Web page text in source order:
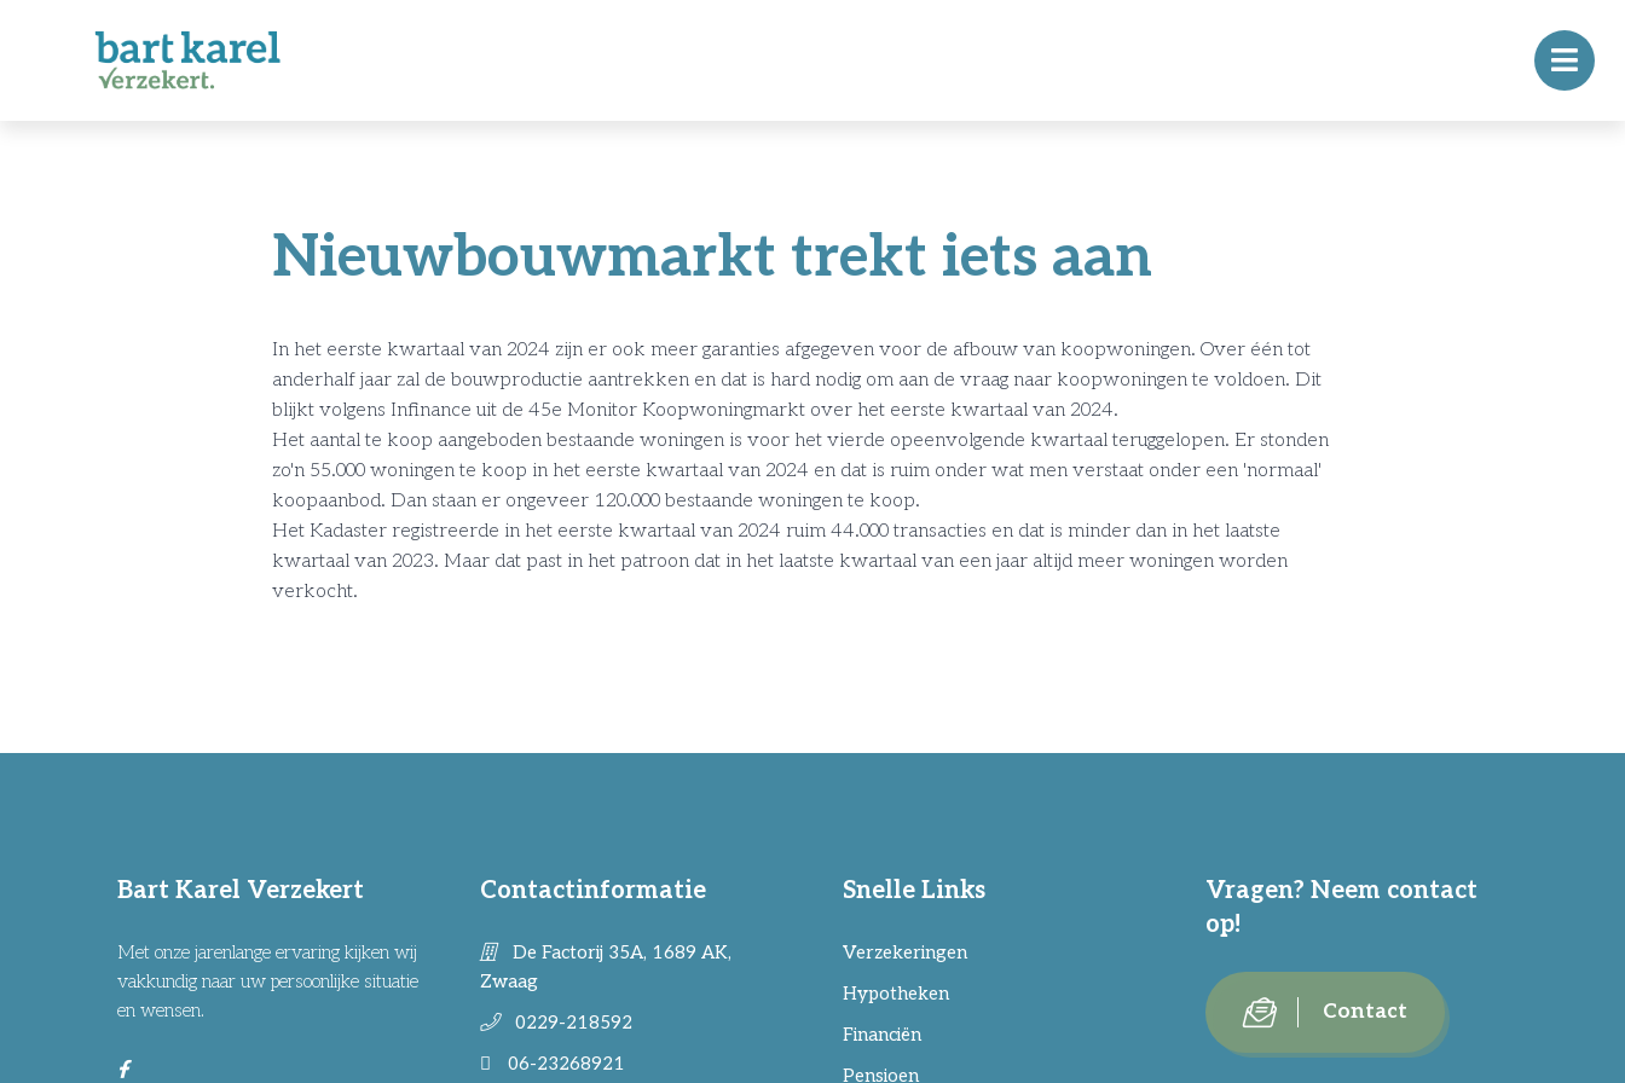
Nieuwbouwmarkt trekt iets aan
In het eerste kwartaal van 2024 zijn er ook meer garanties afgegeven voor de afbouw van koopwoningen. Over één tot
anderhalf jaar zal de bouwproductie aantrekken en dat is hard nodig om aan de vraag naar koopwoningen te voldoen. Dit
blijkt volgens Infinance uit de 45e Monitor Koopwoningmarkt over het eerste kwartaal van 2024.
Het aantal te koop aangeboden bestaande woningen is voor het vierde opeenvolgende kwartaal teruggelopen. Er stonden
zo'n 55.000 woningen te koop in het eerste kwartaal van 2024 en dat is ruim onder wat men verstaat onder een 'normaal'
koopaanbod. Dan staan er ongeveer 120.000 bestaande woningen te koop.
Het Kadaster registreerde in het eerste kwartaal van 2024 ruim 44.000 transacties en dat is minder dan in het laatste
kwartaal van 2023. Maar dat past in het patroon dat in het laatste kwartaal van een jaar altijd meer woningen worden
verkocht.
Bart Karel Verzekert
Met onze jarenlange ervaring kijken wij
vakkundig naar uw persoonlijke situatie
en wensen.
Contactinformatie
De Factorij 35A, 1689 AK,
Zwaag
0229-218592
06-23268921
Snelle Links
Verzekeringen
Hypotheken
Financiën
Pensioen
Vragen? Neem contact
op!
Contact